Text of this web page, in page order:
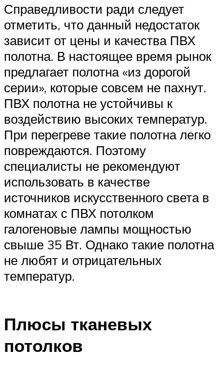
Справедливости ради следует
отметить, что данный недостаток
зависит от цены и качества ПВХ
полотна. В настоящее время рынок
предлагает полотна «из дорогой
серии», которые совсем не пахнут.
ПВХ полотна не устойчивы к
воздействию высоких температур.
При перегреве такие полотна легко
повреждаются. Поэтому
специалисты не рекомендуют
использовать в качестве
источников искусственного света в
комнатах с ПВХ потолком
галогеновые лампы мощностью
свыше 35 Вт. Однако такие полотна
не любят и отрицательных
температур.
Плюсы тканевых
потолков